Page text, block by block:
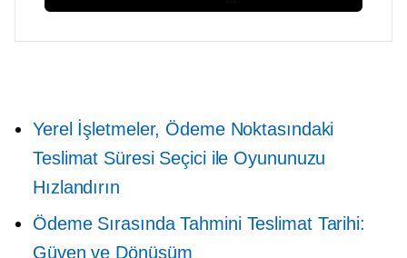
Yerel İşletmeler, Ödeme Noktasındaki
Teslimat Süresi Seçici ile Oyununuzu
Hızlandırın
Ödeme Sırasında Tahmini Teslimat Tarihi:
Güven ve Dönüşüm